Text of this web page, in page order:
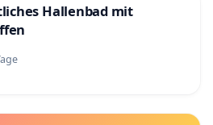
Hallenbad mit